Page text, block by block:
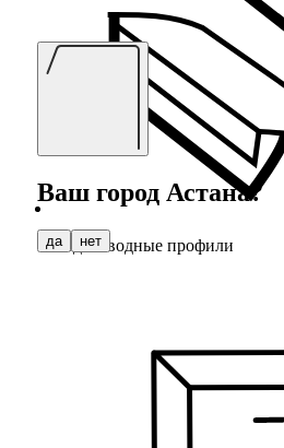
Водоотводные профили
Ваш город Астана?
да нет